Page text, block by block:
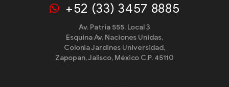
+52 (33) 3457 8885
Av. Patria 555. Local 3
Esquina Av. Naciones Unidas,
Colonia Jardines Universidad,
Zapopan, Jalisco, México C.P. 45110